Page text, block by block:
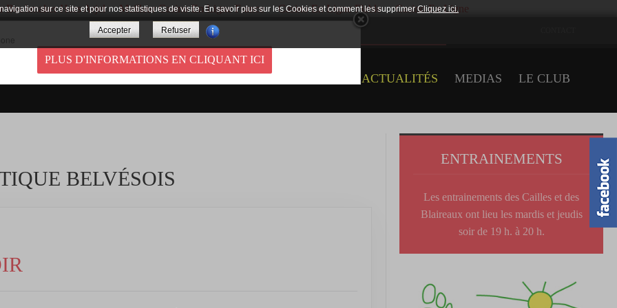
Bookmaker Hors Arjel Meilleur Casino En Ligne France Casino En Ligne Fiable
Casino En Ligne
ET DU TRAIL URBAIN DE BELVÈS
ACTUALITÉS MEDIAS LE CLUB
BELVÉSOIS
ENTRAINEMENTS
Les entrainements des Cailles et des
Blaireaux ont lieu les mardis et jeudis
soir de 19 h. à 20 h.
sur ce site et pour nos statistiques de visite. En savoir plus sur les Cookies et comment les supprimer Cliquez ici.
Accepter Refuser
PLUS D'INFORMATIONS EN CLIQUANT ICI